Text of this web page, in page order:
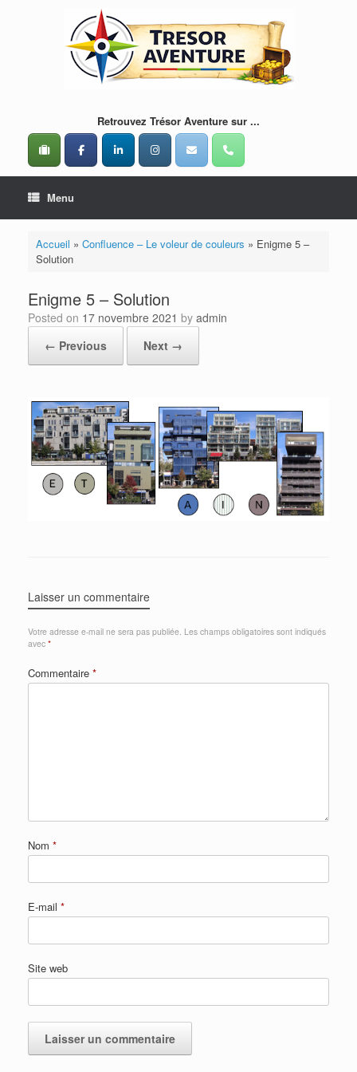
Retrouvez Trésor Aventure sur ...
Menu
Accueil » Confluence – Le voleur de couleurs » Enigme 5 –
Solution
Enigme 5 – Solution
Posted on 17 novembre 2021 by admin
← Previous
Next →
Laisser un commentaire
Votre adresse e-mail ne sera pas publiée. Les champs obligatoires sont indiqués
avec *
Commentaire *
Nom *
E-mail *
Site web